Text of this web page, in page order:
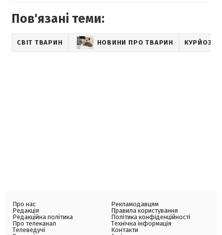
Пов'язані теми:
СВІТ ТВАРИН НОВИНИ ПРО ТВАРИН
Про нас
Редакція
Редакційна політика
Про телеканал
Телеведучі
Рекламодавцям
Правила користування
Політика конфіденційності
Технічна інформація
Контакти